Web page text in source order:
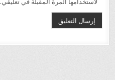
لاستخدامها المرة المقبلة في تعليقي.